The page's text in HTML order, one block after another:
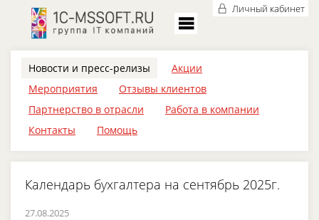
Личный кабинет
Новости и пресс-релизы
Акции
Мероприятия
Отзывы клиентов
Партнерство в отрасли
Работа в компании
Контакты
Помощь
Календарь бухгалтера на сентябрь 2025г.
27.08.2025